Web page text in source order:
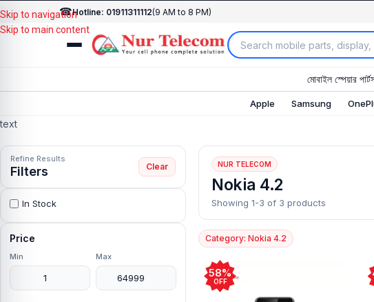
☎Hotline: 01911311112(9 AM to 8 PM)
মোবাইল স্পেয়ার
Apple Samsung
Skip to navigation
Skip to main content
text
Refine Results
Filters Clear
In Stock
Price
Min Max
NUR TELECOM
Nokia 4.2
Showing 1-3 of 3 products
Category: Nokia 4.2
58%
OFF